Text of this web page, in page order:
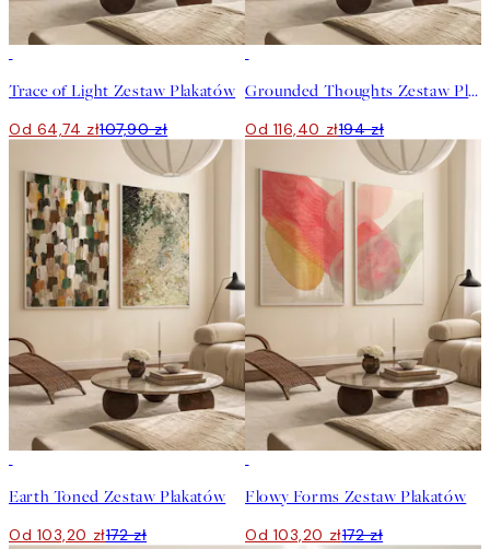
Trace of Light Zestaw Plakatów
Od 64,74 zł107,90 zł
Grounded Thoughts Zestaw Plakatów
Od 116,40 zł194 zł
Earth Toned Zestaw Plakatów
Od 103,20 zł172 zł
Flowy Forms Zestaw Plakatów
Od 103,20 zł172 zł